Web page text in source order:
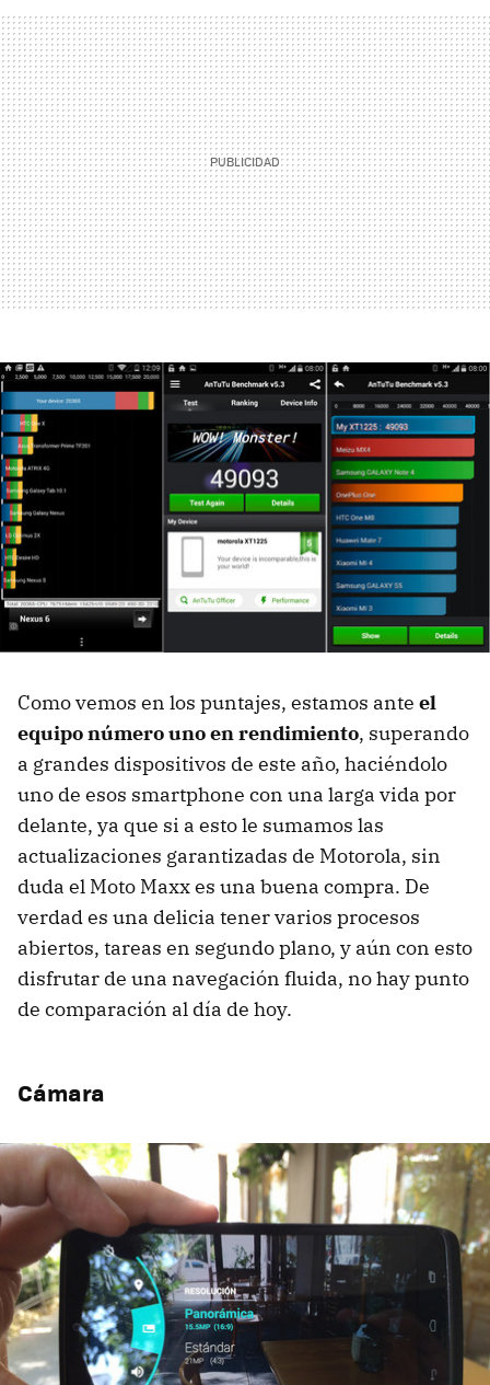
Como vemos en los puntajes, estamos ante el
equipo número uno en rendimiento, superando
a grandes dispositivos de este año, haciéndolo
uno de esos smartphone con una larga vida por
delante, ya que si a esto le sumamos las
actualizaciones garantizadas de Motorola, sin
duda el Moto Maxx es una buena compra. De
verdad es una delicia tener varios procesos
abiertos, tareas en segundo plano, y aún con esto
disfrutar de una navegación fluida, no hay punto
de comparación al día de hoy.
Cámara